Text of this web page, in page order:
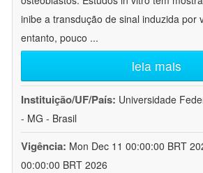
inibe a transdução de sinal induzida por
entanto, pouco ...
leia mais
Instituição/UF/País: Universidade
- MG - Brasil
Vigência: Mon Dec 11 00:00:00 BRT
00:00:00 BRT 2026